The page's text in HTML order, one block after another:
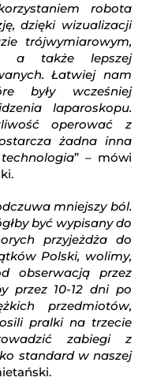
robota
dzięki wizualizacji
trójwymiarowym,
a także lepszej
Łatwiej nam
były wcześniej
laparoskopu.
operować z
żadna inna
” – mówi
mniejszy ból.
być wypisany do
przyjeżdża do
Polski, wolimy,
obserwacją przez
przez 10-12 dni po
przedmiotów,
pralki na trzecie
zabiegi z
standard w naszej